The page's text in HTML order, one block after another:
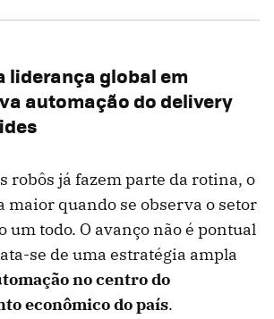
liderança global em
automação do delivery
robôs já fazem parte da rotina, o
maior quando se observa o setor
um todo. O avanço não é pontual
se de uma estratégia ampla
no centro do
econômico do país.